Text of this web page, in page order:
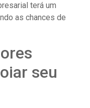
terá um
as chances de
seu